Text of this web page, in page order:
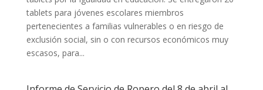
tablets para jóvenes escolares miembros
pertenecientes a familias vulnerables o en riesgo de
exclusión social, sin o con recursos económicos muy
escasos, para...